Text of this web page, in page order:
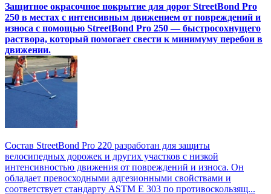
Защитное окрасочное покрытие для дорог StreetBond Pro
250 в местах с интенсивным движением от повреждений и
износа с помощью StreetBond Pro 250 — быстросохнущего
раствора, который помогает свести к минимуму перебои в
движении.
Состав StreetBond Pro 220 разработан для защиты
велосипедных дорожек и других участков с низкой
интенсивностью движения от повреждений и износа. Он
обладает превосходными адгезионными свойствами и
соответствует стандарту ASTM E 303 по противоскользящ...